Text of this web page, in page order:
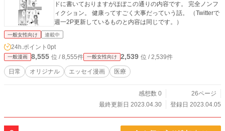
ドに書いておりますがほぼこの通りの内容です。 完全ノンフ
ィクション。 健康ってすごく大事だっていう話。 （Twitterで
週一2P更新しているものと内容は同じです。）
一般女性向け 連載中
24h.ポイント 0pt
一般漫画 8,555 位 / 8,555件 一般女性向け 2,539 位 / 2,539件
日常 オリジナル エッセイ漫画 医療
感想数 0
26ページ
最終更新日 2023.04.30
登録日 2023.04.05